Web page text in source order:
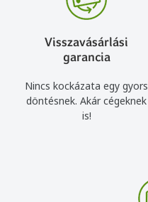
Visszavásárlási
garancia
Nincs kockázata egy gyors
döntésnek. Akár cégeknek
is!